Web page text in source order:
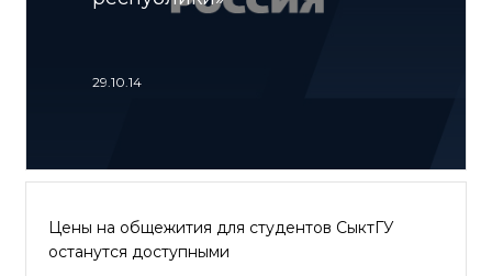
29.10.14
Цены на общежития для студентов СыктГУ
останутся доступными